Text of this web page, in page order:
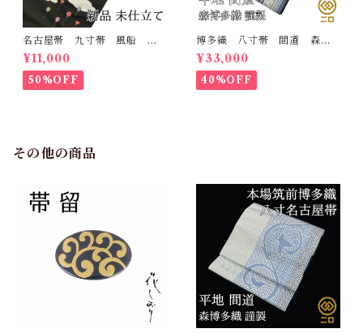
名古屋帯 九寸帯 風船
雲 虹 正絹 日本製 九寸
名古屋帯
¥11,000
50%OFF
博多織 八寸帯 間道 森博
多織 正絹 日本製 未仕立
て 名古屋帯
¥33,000
40%OFF
その他の商品